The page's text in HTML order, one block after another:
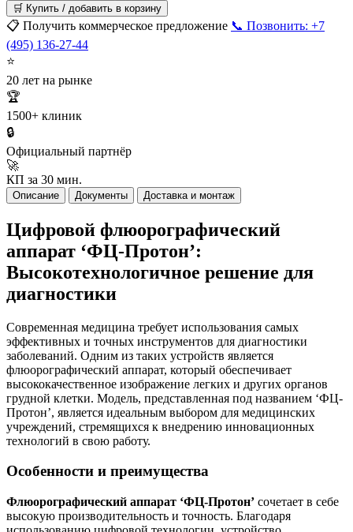
🛒 Купить / добавить в корзину
📋 Получить коммерческое предложение 📞 Позвонить: +7
(495) 136-27-44
⭐
20 лет на рынке
🏆
1500+ клиник
🔒
Официальный партнёр
🚀
КП за 30 мин.
Описание Документы Доставка и монтаж
Цифровой флюорографический
аппарат ‘ФЦ-Протон’:
Высокотехнологичное решение для
диагностики
Современная медицина требует использования самых
эффективных и точных инструментов для диагностики
заболеваний. Одним из таких устройств является
флюорографический аппарат, который обеспечивает
высококачественное изображение легких и других органов
грудной клетки. Модель, представленная под названием ‘ФЦ-
Протон’, является идеальным выбором для медицинских
учреждений, стремящихся к внедрению инновационных
технологий в свою работу.
Особенности и преимущества
Флюорографический аппарат ‘ФЦ-Протон’ сочетает в себе
высокую производительность и точность. Благодаря